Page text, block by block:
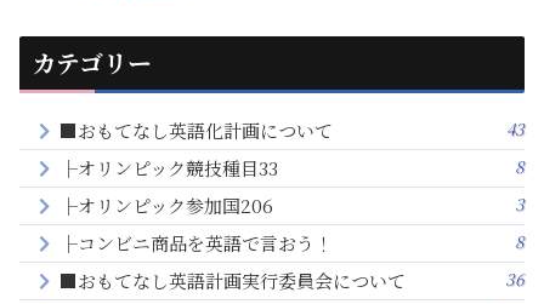
カテゴリー
■おもてなし英語化計画について 43
├オリンピック競技種目33 8
├オリンピック参加国206 3
├コンビニ商品を英語で言おう！ 8
■おもてなし英語計画実行委員会について 36